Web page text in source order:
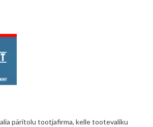
päritolu tootjafirma, kelle tootevaliku